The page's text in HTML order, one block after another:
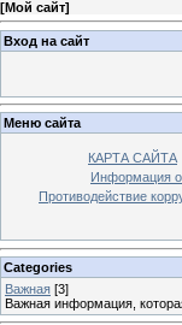
[Мой сайт]
Вход на сайт
Меню сайта
КАРТА САЙТА
Информация о
Противодействие
Categories
Важная [3]
Важная информация,